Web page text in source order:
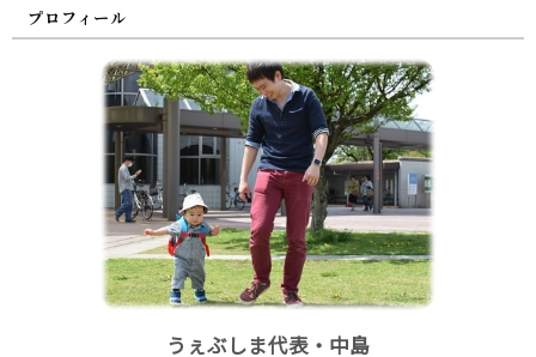
プロフィール
うぇぶしま代表・中島